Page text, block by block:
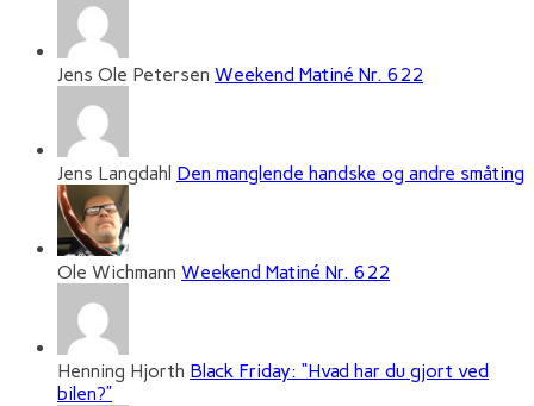
Jens Ole Petersen Weekend Matiné Nr. 622
Jens Langdahl Den manglende handske og andre småting
Ole Wichmann Weekend Matiné Nr. 622
Henning Hjorth Black Friday: “Hvad har du gjort ved
bilen?”